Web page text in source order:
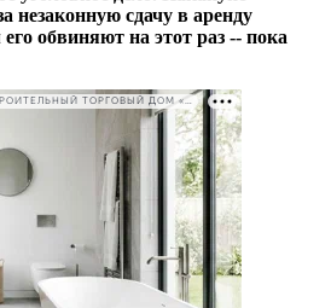
незаконную сдачу в аренду
обвиняют на этот раз -- пока
РЕКЛАМА • ООО СТРОИТЕЛЬНЫЙ ТОРГОВЫЙ ДОМ «ПЕТРОВИЧ». ИНН: 7802348846